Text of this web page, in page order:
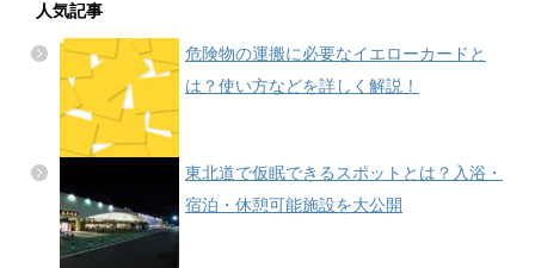
人気記事
危険物の運搬に必要なイエローカードと
は？使い方などを詳しく解説！
東北道で仮眠できるスポットとは？入浴・
宿泊・休憩可能施設を大公開